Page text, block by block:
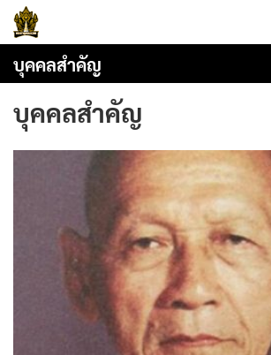
Skip
พระธาตุพนม
บุคคลสำคัญ
บุคคลสำคัญ